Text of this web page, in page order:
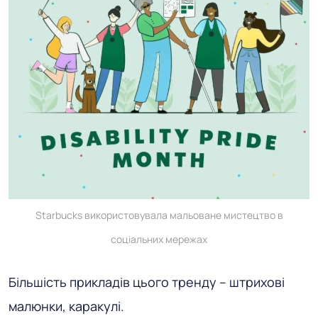
Starbucks використовувала мальоване мистецтво в
соціальних мережах
Більшість прикладів цього тренду – штрихові
малюнки, каракулі.